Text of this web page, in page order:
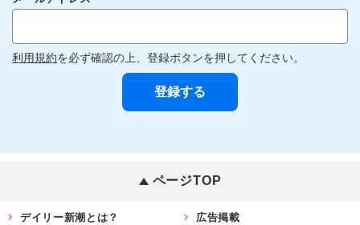
利用規約を必ず確認の上、登録ボタンを押してください。
ページTOP
デイリー新潮とは？ 広告掲載